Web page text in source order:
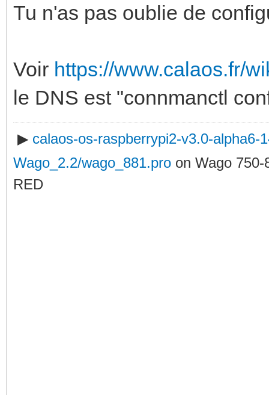
Tu n'as pas oublie de
Voir https://www.calaos.fr/
le DNS est "connmanctl
▶ calaos-os-raspberrypi2-v3.0-alpha6-
Wago_2.2/wago_881.pro on Wago 750-
RED